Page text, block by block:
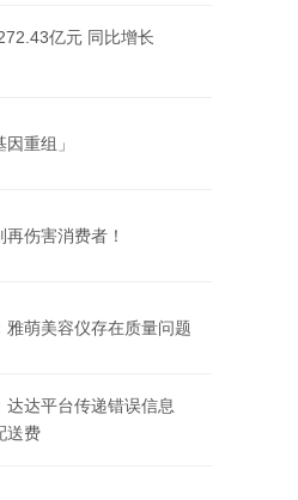
亿元 同比增长
重组」
再伤害消费者！
雅萌美容仪存在质量问题
达达平台传递错误信息
送费